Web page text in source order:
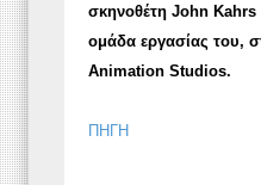
σκηνοθέτη John Kahrs
ομάδα εργασίας του,
Animation Studios.
ΠΗΓΗ